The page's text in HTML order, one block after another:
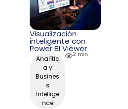
Visualización
inteligente con
Power BI Viewer
Analític
a y
Busines
s
Intellige
nce
2 min